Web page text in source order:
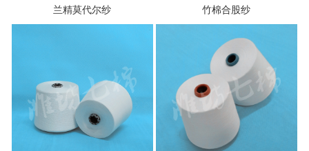
兰精莫代尔纱 竹棉合股纱